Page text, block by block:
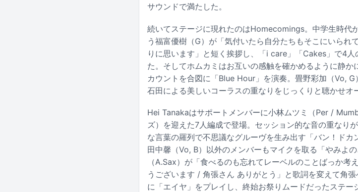
サウンドで満たした。
続いてステージに現れたのはHomecomings。中学生時代
う福富優樹（G）が「気付いたら自分たちもそこにいられ
りに思います」と短く挨拶し、「i care」「Cakes」で4
た。そしてホムカミはお互いの感触を確かめるように静
カウントを合図に「Blue Hour」を演奏。畳野彩加（Vo, G
石田による美しいコーラスの重なりをじっくりと聴かせオ
Hei Tanakaはサポートメンバーに小林ムツミ（Per /
ズ）を迎えた7人編成で登場。セッション的な音の重なり
な言葉の羅列で不思議なグルーヴを生み出す「バン！ドカ
田中馨（Vo, B）以外のメンバーもマイクを取る「やみよ
（A.Sax）が「食べるのも忘れてレーベルのことばっか
うございます / 角張さん ありがとう」と歌詞を変えて角
に「エイヤ」をプレイし、終始お祭りムードだったステー